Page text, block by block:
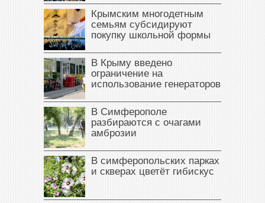
Крымским многодетным
семьям субсидируют
покупку школьной формы
В Крыму введено
ограничение на
использование генераторов
В Симферополе
разбираются с очагами
амброзии
В симферопольских парках
и скверах цветёт гибискус